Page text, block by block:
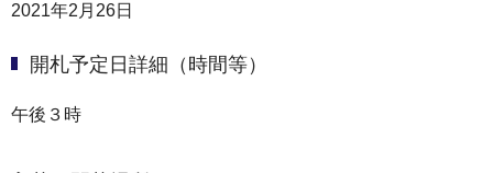
2021年2月26日
開札予定日詳細（時間等）
午後３時